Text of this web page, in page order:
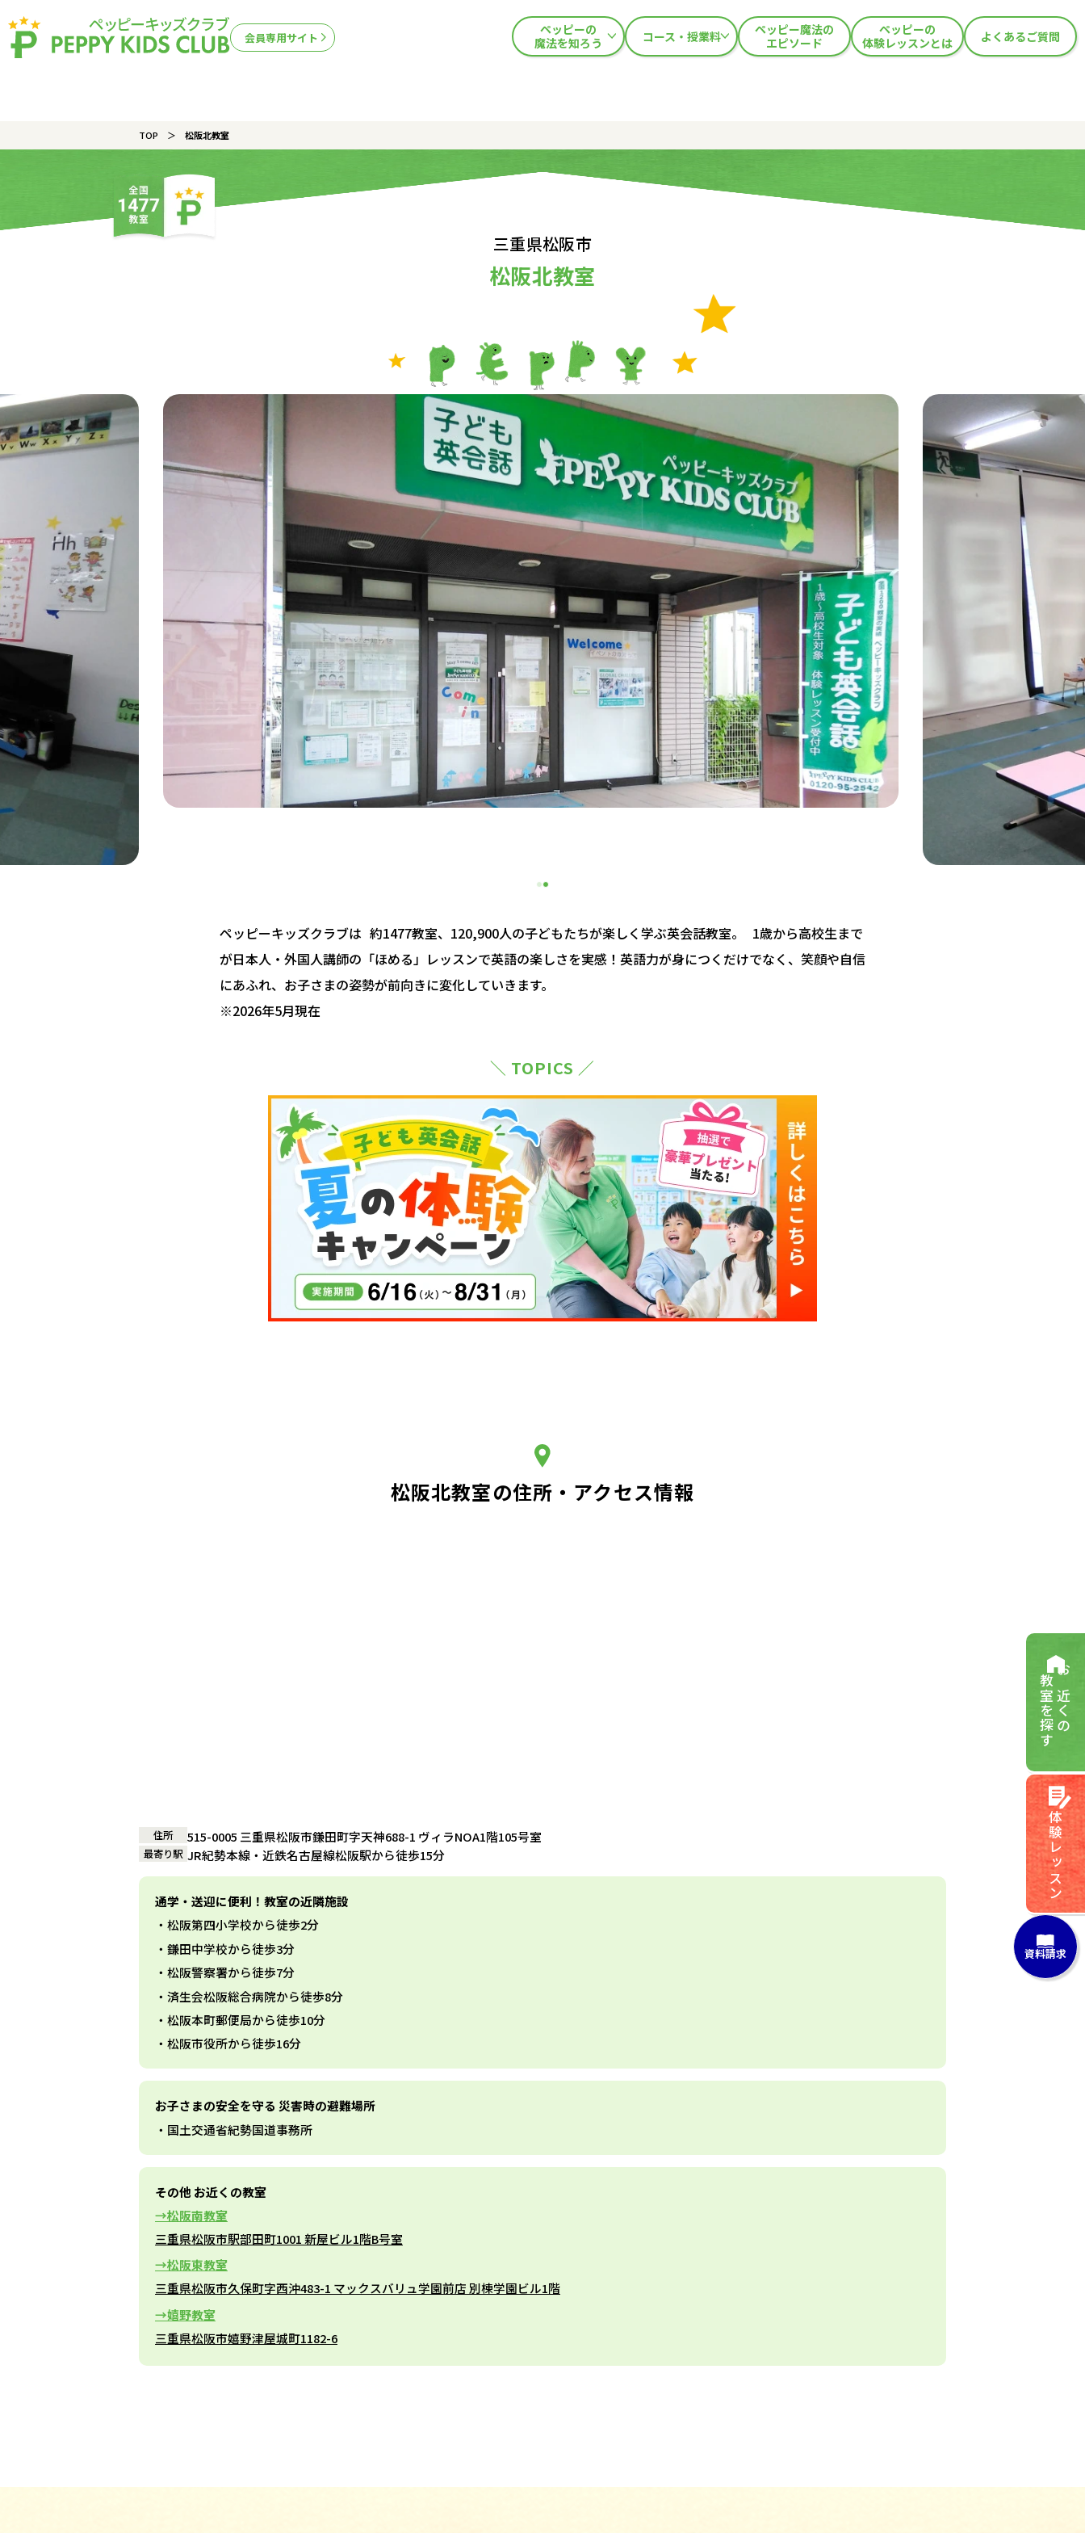
会員専用サイト
ペッピーの
魔法を知ろう
コース・授業料
ペッピー魔法の
エピソード
ペッピーの
体験レッスンとは
よくあるご質問
TOP 松阪北教室
三重県松阪市
松阪北教室
ペッピーキッズクラブは 約1477教室、120,900人の子どもたちが楽しく学ぶ英会話教室。 1歳から高校生まで
が日本人・外国人講師の「ほめる」レッスンで英語の楽しさを実感！英語力が身につくだけでなく、笑顔や自信
にあふれ、お子さまの姿勢が前向きに変化していきます。
※2026年5月現在
＼ TOPICS ／
松阪北教室の住所・アクセス情報
住所 515-0005 三重県松阪市鎌田町字天神688-1 ヴィラNOA1階105号室
最寄り駅 JR紀勢本線・近鉄名古屋線松阪駅から徒歩15分
通学・送迎に便利！教室の近隣施設
松阪第四小学校から徒歩2分
鎌田中学校から徒歩3分
松阪警察署から徒歩7分
済生会松阪総合病院から徒歩8分
松阪本町郵便局から徒歩10分
松阪市役所から徒歩16分
お子さまの安全を守る 災害時の避難場所
国土交通省紀勢国道事務所
その他 お近くの教室
松阪南教室
三重県松阪市駅部田町1001 新屋ビル1階B号室
松阪東教室
三重県松阪市久保町字西沖483-1 マックスバリュ学園前店 別棟学園ビル1階
嬉野教室
三重県松阪市嬉野津屋城町1182-6
お近くの
教室を探す
体験レッスン
資料請求